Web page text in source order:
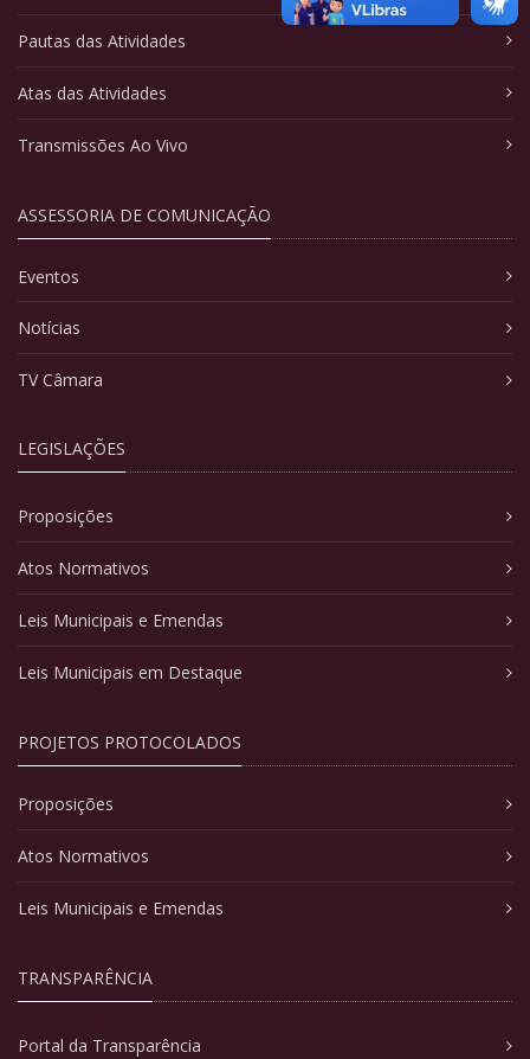
Pautas das Atividades
Atas das Atividades
Transmissões Ao Vivo
ASSESSORIA DE COMUNICAÇÃO
Eventos
Notícias
TV Câmara
LEGISLAÇÕES
Proposições
Atos Normativos
Leis Municipais e Emendas
Leis Municipais em Destaque
PROJETOS PROTOCOLADOS
Proposições
Atos Normativos
Leis Municipais e Emendas
TRANSPARÊNCIA
Portal da Transparência